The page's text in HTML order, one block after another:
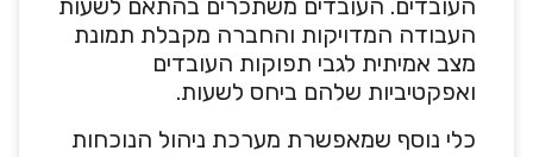
העובדים. העובדים משתכרים בהתאם לשעות
העבודה המדויקות והחברה מקבלת תמונת
מצב אמיתית לגבי תפוקות העובדים
ואפקטיביות שלהם ביחס לשעות.
כלי נוסף שמאפשרת מערכת ניהול הנוכחות